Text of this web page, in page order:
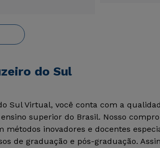
do Sul
Sul Virtual, você conta com a
superior do Brasil. Nosso
métodos inovadores e docentes
de graduação e pós-graduação.